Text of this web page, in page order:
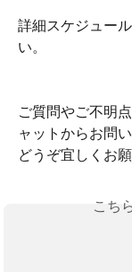
詳細スケジュー
い。
ご質問やご不明
ャットからお問
どうぞ宜しくお
こち